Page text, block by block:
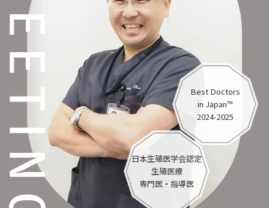
体外受精などの生殖補助医療に関する世界
的なデータ収集・配布を行っている独立し
た非営利組織ICMARTより2024年のART実績
貢献施設として認定証を授与されました
2025.11.15
年末年始の診療について
Best Doctors
in Japan™
2024-2025
日本生殖医学会認定
生殖医療
専門医・指導医